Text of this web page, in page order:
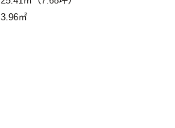
3.96㎡